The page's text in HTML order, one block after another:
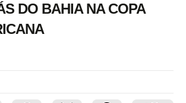
DO BAHIA NA COPA